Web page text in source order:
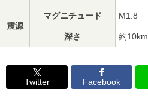
震源
マグニチュード M1.8
深さ 約10km
Twitter Facebook